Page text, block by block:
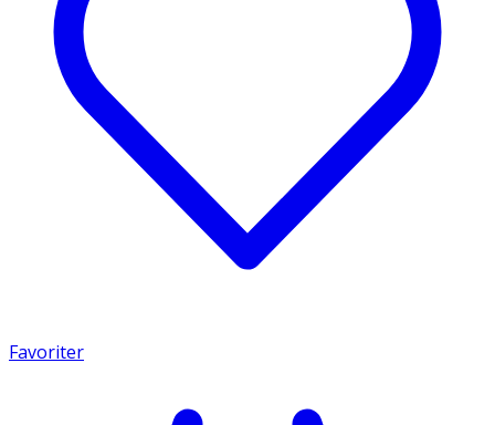
Favoriter